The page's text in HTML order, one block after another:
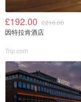
£192.00 £216.00
因特拉肯酒店
Trip.com